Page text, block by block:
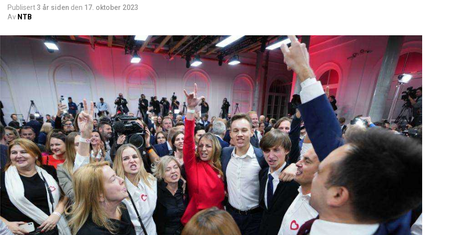
Publisert3 år siden den 17. oktober 2023
Av NTB